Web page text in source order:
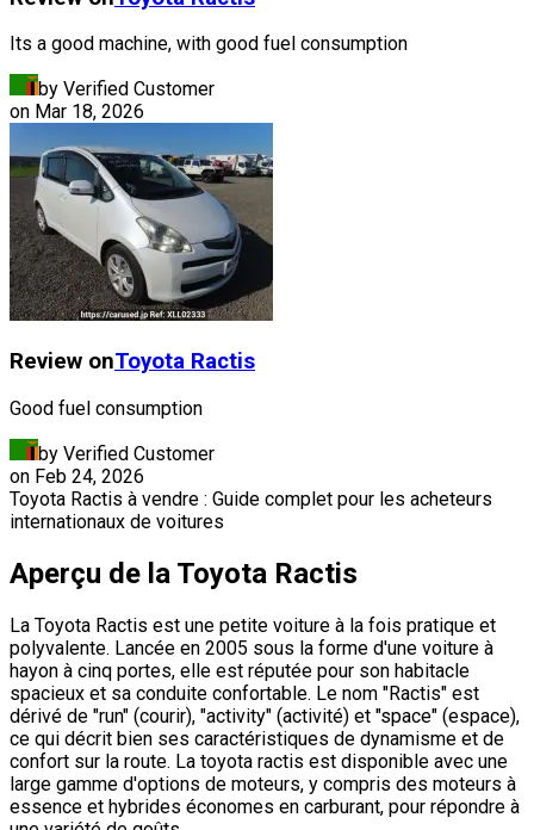
Its a good machine, with good fuel consumption
by Verified Customer
on Mar 18, 2026
Review onToyota Ractis
Good fuel consumption
by Verified Customer
on Feb 24, 2026
Toyota Ractis à vendre : Guide complet pour les acheteurs
internationaux de voitures
Aperçu de la Toyota Ractis
La Toyota Ractis est une petite voiture à la fois pratique et
polyvalente. Lancée en 2005 sous la forme d'une voiture à
hayon à cinq portes, elle est réputée pour son habitacle
spacieux et sa conduite confortable. Le nom "Ractis" est
dérivé de "run" (courir), "activity" (activité) et "space" (espace),
ce qui décrit bien ses caractéristiques de dynamisme et de
confort sur la route. La toyota ractis est disponible avec une
large gamme d'options de moteurs, y compris des moteurs à
essence et hybrides économes en carburant, pour répondre à